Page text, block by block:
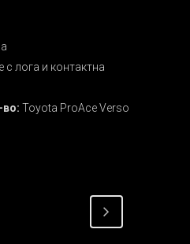
с лога и контактна
Toyota ProAce Verso